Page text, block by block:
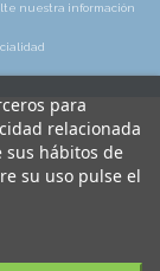
nuestra información
para
relacionada
sus hábitos de
su uso pulse el